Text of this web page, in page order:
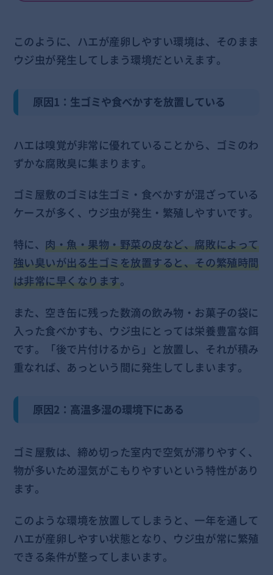
このように、ハエが産卵しやすい環境は、そのまま
ウジ虫が発生してしまう環境だといえます。
原因1：生ゴミや食べかすを放置している
ハエは嗅覚が非常に優れていることから、ゴミのわ
ずかな腐敗臭に集まります。
ゴミ屋敷のゴミは生ゴミ・食べかすが混ざっている
ケースが多く、ウジ虫が発生・繁殖しやすいです。
特に、肉・魚・果物・野菜の皮など、腐敗によって
強い臭いが出る生ゴミを放置すると、その繁殖時間
は非常に早くなります。
また、空き缶に残った数滴の飲み物・お菓子の袋に
入った食べかすも、ウジ虫にとっては栄養豊富な餌
です。「後で片付けるから」と放置し、それが積み
重なれば、あっという間に発生してしまいます。
原因2：高温多湿の環境下にある
ゴミ屋敷は、締め切った室内で空気が滞りやすく、
物が多いため湿気がこもりやすいという特性があり
ます。
このような環境を放置してしまうと、一年を通して
ハエが産卵しやすい状態となり、ウジ虫が常に繁殖
できる条件が整ってしまいます。